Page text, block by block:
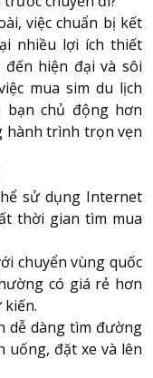
việc chuẩn bị kết
nhiều lợi ích thiết
hiện đại và sôi
mua sim du lịch
bạn chủ động hơn
hành trình trọn vẹn
sử dụng Internet
thời gian tìm mua
chuyển vùng quốc
có giá rẻ hơn
dễ dàng tìm đường
uống, đặt xe và lên